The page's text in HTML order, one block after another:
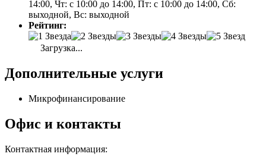
14:00, Чт: с 10:00 до 14:00, Пт: с 10:00 до 14:00, Сб:
выходной, Вс: выходной
Рейтинг:
Загрузка...
Дополнительные услуги
Микрофинансирование
Офис и контакты
Контактная информация: